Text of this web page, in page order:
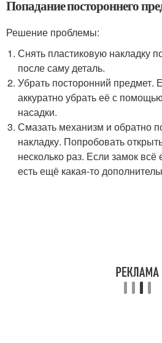
Попадание постороннего
Решение проблемы:
Снять пластиковую накладку
после саму деталь.
Убрать посторонний предмет.
аккуратно убрать её с
насадки.
Смазать механизм и обратно
накладку. Попробовать
несколько раз. Если замок всё
есть ещё какая-то